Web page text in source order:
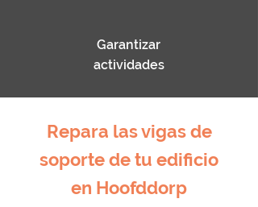
Garantizar
actividades
Repara las vigas de
soporte de tu edificio
en Hoofddorp